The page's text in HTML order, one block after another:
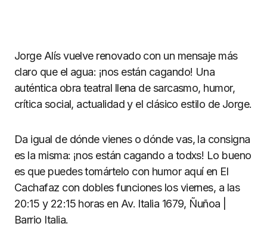
Jorge Alís vuelve renovado con un mensaje más
claro que el agua: ¡nos están cagando! Una
auténtica obra teatral llena de sarcasmo, humor,
crítica social, actualidad y el clásico estilo de Jorge.
Da igual de dónde vienes o dónde vas, la consigna
es la misma: ¡nos están cagando a todxs! Lo bueno
es que puedes tomártelo con humor aquí en El
Cachafaz con dobles funciones los viernes, a las
20:15 y 22:15 horas en Av. Italia 1679, Ñuñoa |
Barrio Italia.